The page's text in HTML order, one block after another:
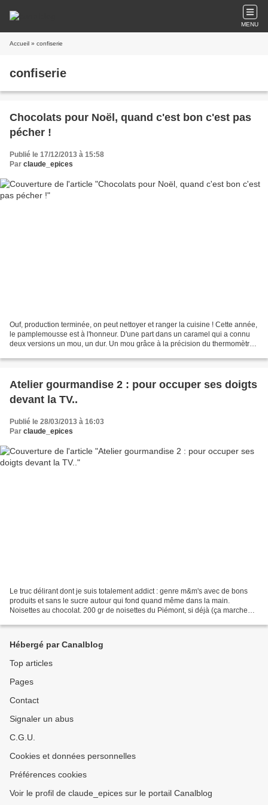
MENU
Accueil » confiserie
confiserie
Chocolats pour Noël, quand c'est bon c'est pas
pécher !
Publié le 17/12/2013 à 15:58
Par claude_epices
Ouf, production terminée, on peut nettoyer et ranger la cuisine ! Cette année,
le pamplemousse est à l'honneur. D'une part dans un caramel qui a connu
deux versions un mou, un dur. Un mou grâce à la précision du thermomètre
Atelier gourmandise 2 : pour occuper ses doigts
devant la TV..
Publié le 28/03/2013 à 16:03
Par claude_epices
Le truc délirant dont je suis totalement addict : genre m&m's avec de bons
produits et sans le sucre autour qui fond quand même dans la main.
Noisettes au chocolat. 200 gr de noisettes du Piémont, si déjà (ça marche
Hébergé par Canalblog
Top articles
Pages
Contact
Signaler un abus
C.G.U.
Cookies et données personnelles
Préférences cookies
Voir le profil de claude_epices sur le portail Canalblog